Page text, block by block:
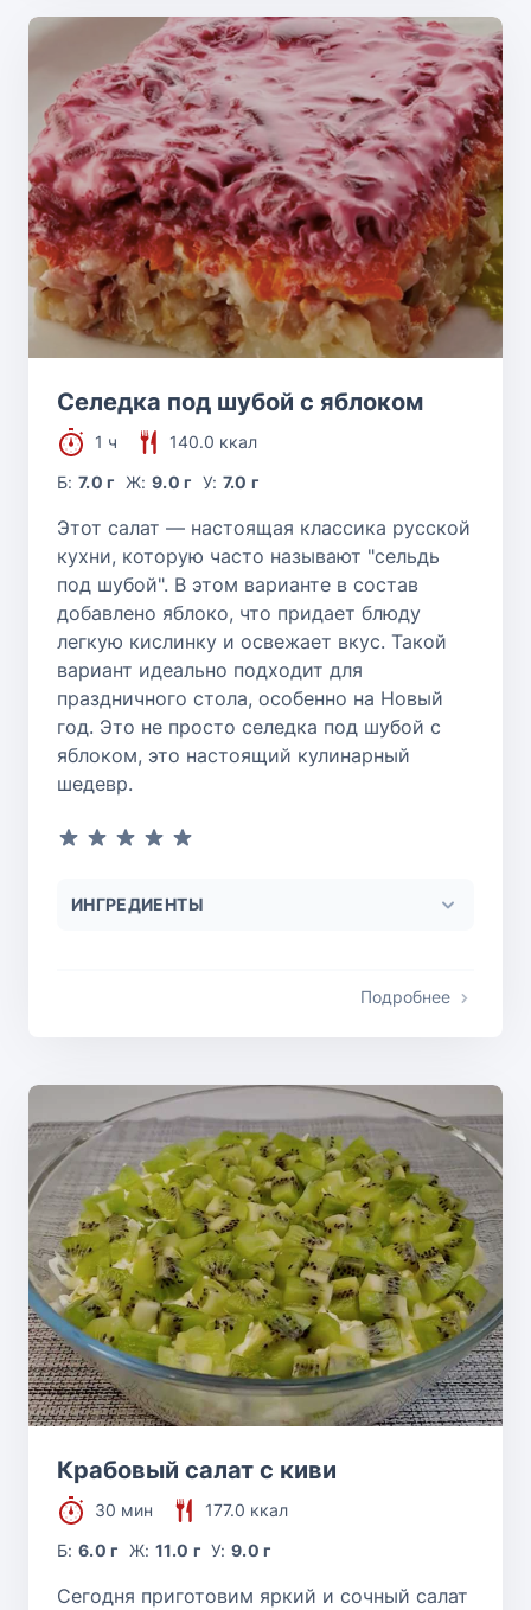
Селедка под шубой с яблоком
1 ч
140.0 ккал
Б:7.0 г Ж: 9.0 г У: 7.0 г
Этот салат — настоящая классика русской
кухни, которую часто называют "сельдь
под шубой". В этом варианте в состав
добавлено яблоко, что придает блюду
легкую кислинку и освежает вкус. Такой
вариант идеально подходит для
праздничного стола, особенно на Новый
год. Это не просто селедка под шубой с
яблоком, это настоящий кулинарный
шедевр.
ИНГРЕДИЕНТЫ
Подробнее
Крабовый салат с киви
30 мин
177.0 ккал
Б:6.0 г Ж: 11.0 г У:9.0 г
Сегодня приготовим яркий и сочный салат